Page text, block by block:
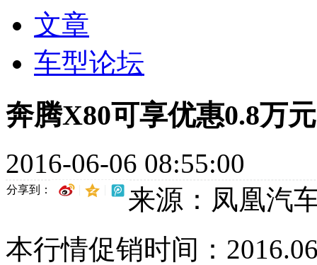
文章
车型论坛
奔腾X80可享优惠0.8万
2016-06-06 08:55:00
分享到：
来源：凤凰汽
本行情促销时间：